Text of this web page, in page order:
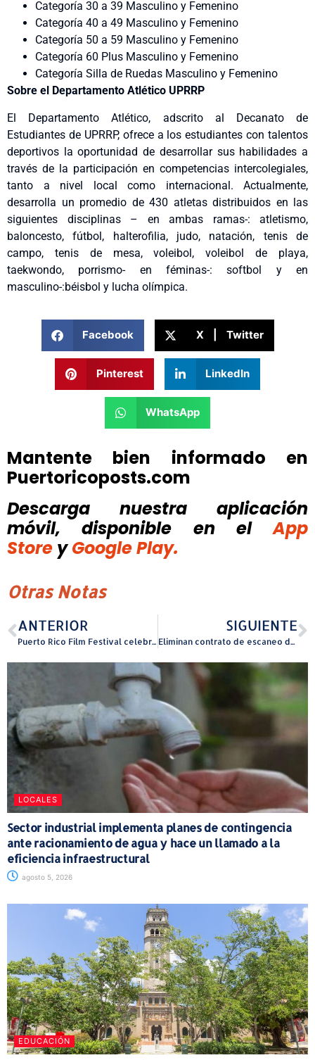
Categoría 30 a 39 Masculino y Femenino
Categoría 40 a 49 Masculino y Femenino
Categoría 50 a 59 Masculino y Femenino
Categoría 60 Plus Masculino y Femenino
Categoría Silla de Ruedas Masculino y Femenino
Sobre el Departamento Atlético UPRRP
El Departamento Atlético, adscrito al Decanato de
Estudiantes de UPRRP, ofrece a los estudiantes con talentos
deportivos la oportunidad de desarrollar sus habilidades a
través de la participación en competencias intercolegiales,
tanto a nivel local como internacional. Actualmente,
desarrolla un promedio de 430 atletas distribuidos en las
siguientes disciplinas – en ambas ramas-: atletismo,
baloncesto, fútbol, halterofilia, judo, natación, tenis de
campo, tenis de mesa, voleibol, voleibol de playa,
taekwondo, porrismo- en féminas-: softbol y en
masculino-:béisbol y lucha olímpica.
Facebook X | Twitter
Pinterest LinkedIn
WhatsApp
Mantente bien informado en
Puertoricoposts.com
Descarga nuestra aplicación
móvil, disponible
en el
App
Store y Google Play.
Otras Notas
ANTERIOR
Puerto Rico Film Festival celebra su edición 16 en Mayagüez
SIGUIENTE
Eliminan contrato de escaneo de carga por no rendir resultados
LOCALES
Sector industrial implementa planes de contingencia
ante racionamiento de agua y hace un llamado a la
eficiencia infraestructural
agosto 5, 2026
EDUCACIÓN